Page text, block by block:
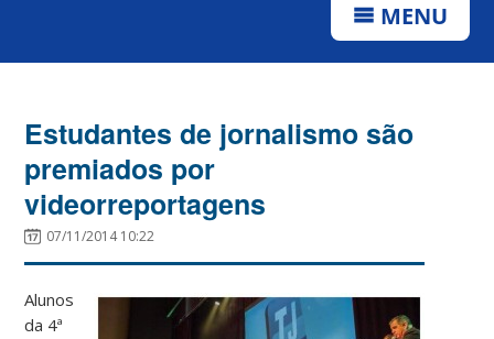
MENU
Estudantes de jornalismo são
premiados por
videorreportagens
07/11/2014 10:22
Alunos
da 4ª